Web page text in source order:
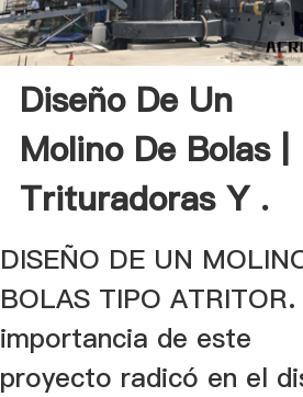
Diseño De Un
Molino De Bolas |
Trituradoras Y .
DISEÑO DE UN
BOLAS TIPO
importancia de este
proyecto radicó en el